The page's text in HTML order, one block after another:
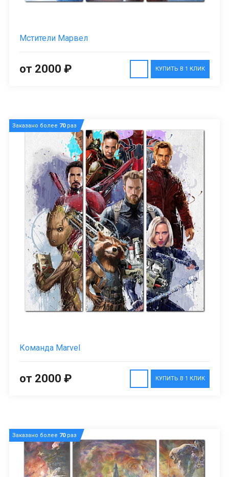
Мстители Марвел
КУПИТЬ В 1 КЛИК
от 2000 ₽
Заказано более 70раз
Команда Marvel
КУПИТЬ В 1 КЛИК
от 2000 ₽
Заказано более 70раз